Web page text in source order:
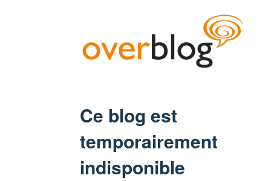
Ce blog est
temporairement
indisponible